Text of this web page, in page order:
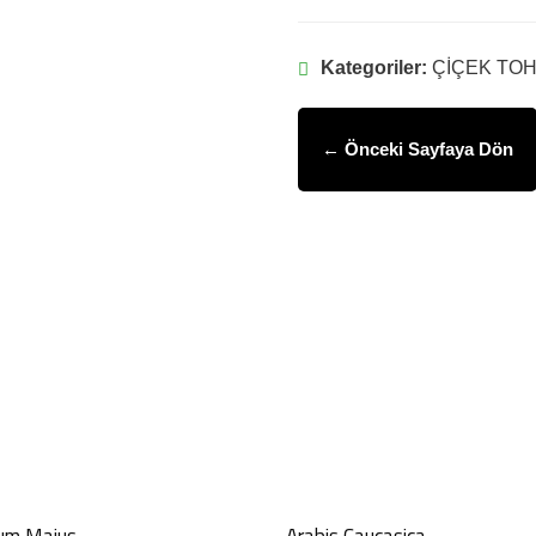
Kategoriler: ÇİÇEK
← Önceki Sayfaya Dön